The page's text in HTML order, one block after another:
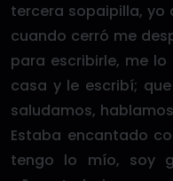
tercera sopaipilla, yo
cuando cerró me
para escribirle, me
casa y le escribí;
saludamos,
Estaba encantado
tengo lo mío, soy